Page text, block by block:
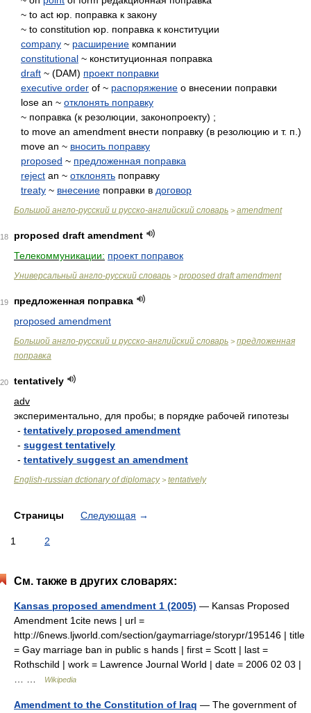
~ to act юр. поправка к закону
~ to constitution юр. поправка к конституции
company ~ расширение компании
constitutional ~ конституционная поправка
draft ~ (DAM) проект поправки
executive order of ~ распоряжение о внесении поправки
lose an ~ отклонять поправку
~ поправка (к резолюции, законопроекту) ;
to move an amendment внести поправку (в резолюцию и т. п.)
move an ~ вносить поправку
proposed ~ предложенная поправка
reject an ~ отклонять поправку
treaty ~ внесение поправки в договор
Большой англо-русский и русско-английский словарь > amendment
18
proposed draft amendment
Телекоммуникации: проект поправок
Универсальный англо-русский словарь > proposed draft amendment
19
предложенная поправка
proposed amendment
Большой англо-русский и русско-английский словарь > предложенная
поправка
20
tentatively
adv
экспериментально, для пробы; в порядке рабочей гипотезы
- tentatively proposed amendment
- suggest tentatively
- tentatively suggest an amendment
English-russian dctionary of diplomacy> tentatively
Страницы Следующая →
1 2
См. также в других словарях:
Kansas proposed amendment 1 (2005) — Kansas Proposed
Amendment 1cite news | url =
http://6news.ljworld.com/section/gaymarriage/storypr/195146 | title
= Gay marriage ban in public s hands | first = Scott | last =
Rothschild | work = Lawrence Journal World | date = 2006 02 03 |
Wikipedia
Amendment to the Constitution of Iraq — The government of